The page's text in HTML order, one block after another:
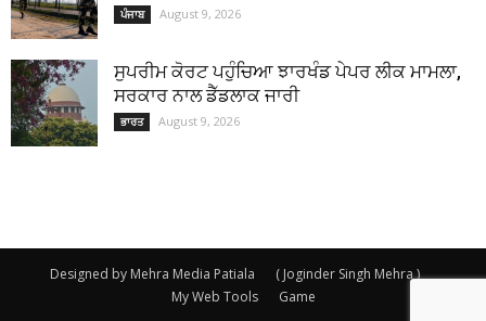
ਪੰਜਾਬ August 9, 2026
ਸੁਪਰੀਮ ਕੋਰਟ ਪਹੁੰਚਿਆ ਝਾਰਖੰਡ ਪੇਪਰ ਲੀਕ ਮਾਮਲਾ,
ਸਰਕਾਰ ਨਾਲ ਡੈੱਡਲਾਕ ਜਾਰੀ
ਭਾਰਤ August 9, 2026
Designed by Mehra Media Patiala
( Joginder Singh Mehra )
My Web Tools
Game